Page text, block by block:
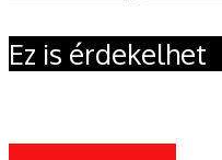
Ez is érdekelhet